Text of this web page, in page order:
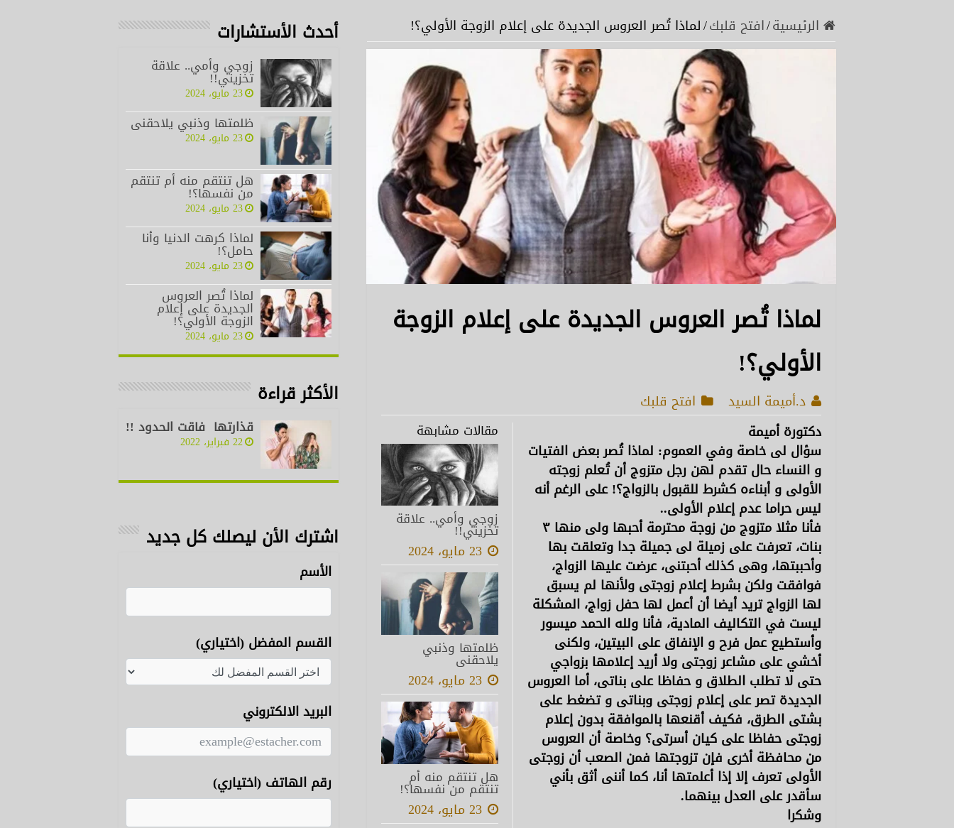
الرئيسية/افتح قلبك/لماذا تُصر العروس الجديدة على إعلام الزوجة الأولي؟!
لماذا تُصر العروس الجديدة على إعلام الزوجة
الأولي؟!
د.أميمة السيد افتح قلبك
مقالات مشابهة
زوجي وأمي.. علاقة
تخزيني!!
23 مايو، 2024
ظلمتها وذنبي
يلاحقنى
23 مايو، 2024
هل تنتقم منه أم
تنتقم من نفسها؟!
23 مايو، 2024
دكتورة أميمة
سؤال لى خاصة وفي العموم: لماذا تُصر بعض الفتيات
و النساء حال تقدم لهن رجل متزوج أن تُعلم زوجته
الأولى و أبناءه كشرط للقبول بالزواج؟! على الرغم أنه
ليس حراما عدم إعلام الأولى..
فأنا مثلا متزوج من زوجة محترمة أحبها ولى منها ٣
بنات، تعرفت على زميلة لى جميلة جدا وتعلقت بها
وأحببتها، وهى كذلك أحبتنى، عرضت عليها الزواج،
فوافقت ولكن بشرط إعلام زوجتى ولأنها لم يسبق
لها الزواج تريد أيضا أن أعمل لها حفل زواج، المشكلة
ليست في التكاليف المادية، فأنا ولله الحمد ميسور
وأستطيع عمل فرح و الإنفاق على البيتين، ولكنى
أخشي على مشاعر زوجتى ولا أريد إعلامها بزواجي
حتى لا تطلب الطلاق و حفاظا على بناتى، أما العروس
الجديدة تصر على إعلام زوجتى وبناتى و تضغط على
بشتى الطرق، فكيف أقنعها بالموافقة بدون إعلام
زوجتى حفاظا على كيان أسرتى؟ وخاصة أن العروس
من محافظة أخرى فإن تزوجتها فمن الصعب أن زوجتى
الأولى تعرف إلا إذا أعلمتها أنا، كما أننى أثق بأني
سأقدر على العدل بينهما.
وشكرا
أحدث الأستشارات
زوجي وأمي.. علاقة
تخزيني!!
23 مايو، 2024
ظلمتها وذنبي يلاحقنى
23 مايو، 2024
هل تنتقم منه أم تنتقم
من نفسها؟!
23 مايو، 2024
لماذا كرهت الدنيا وأنا
حامل؟!
23 مايو، 2024
لماذا تُصر العروس
الجديدة على إعلام
الزوجة الأولي؟!
23 مايو، 2024
الأكثر قراءة
قذارتها فاقت الحدود !!
22 فبراير، 2022
اشترك الأن ليصلك كل جديد
الأسم
القسم المفضل (اختياري)
البريد الالكتروني
رقم الهاتف (اختياري)